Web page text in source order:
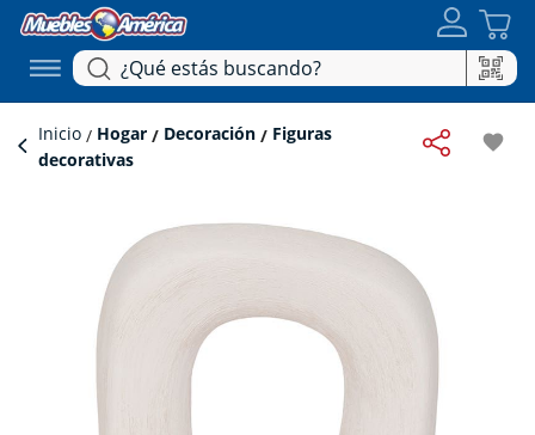
Inicio Hogar Decoración Figuras
decorativas
favorite